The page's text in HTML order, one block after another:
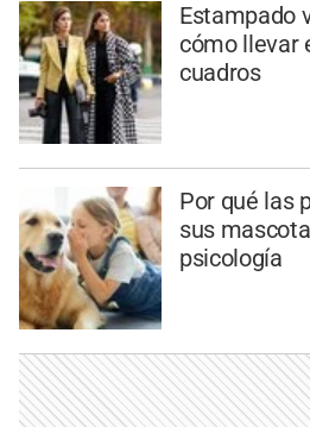
Estampado
cómo llevar
cuadros
Por qué las
sus
psicología